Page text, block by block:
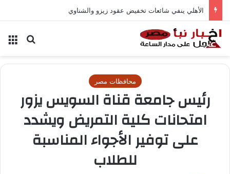
الأهلي ينفي شائعات تخفيض عقود زيزو والشناوي
بحث
محافظات مصر
رئيس جامعة قناة السويس يزور
امتحانات كلية التمريض ويشدد
على توفير الأجواء المناسبة
للطلاب